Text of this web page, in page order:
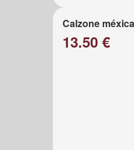
Calzone
13.50 €